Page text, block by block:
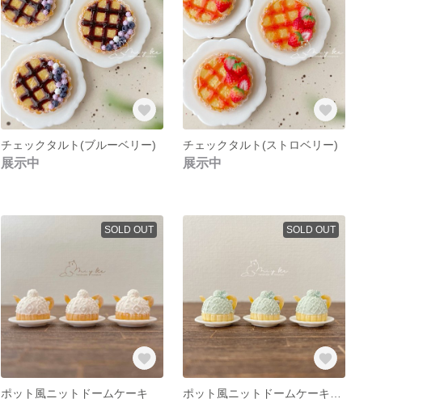
チェックタルト(ブルーベリー)
展示中
チェックタルト(ストロベリー)
展示中
SOLD OUT
ポット風ニットドームケーキ
SOLD OUT